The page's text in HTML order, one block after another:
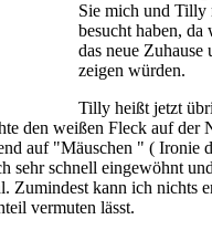
Sie mich und Tilly
besucht haben, da
das neue Zuhause
zeigen würden.
Tilly heißt jetzt
den weißen Fleck auf der
auf "Mäuschen " ( Ironie
sehr schnell eingewöhnt
Zumindest kann ich nichts
vermuten lässt.